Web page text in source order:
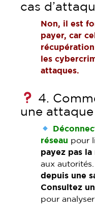
cas
Non, il est
payer, car
les
attaques.
4.
une
réseau pour
payez pas la
aux autorités.
depuis une
Consultez
pour